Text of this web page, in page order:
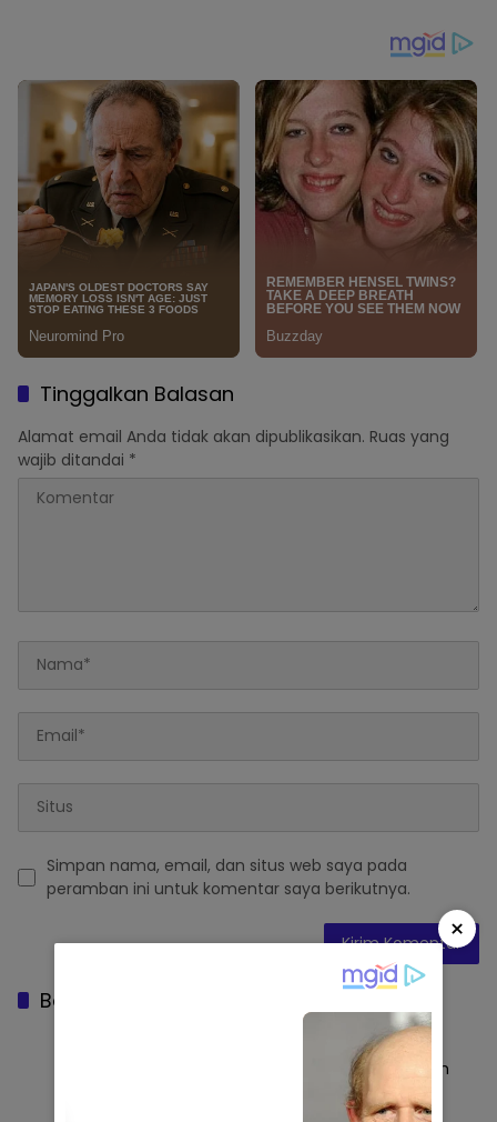
Tinggalkan Balasan
Alamat email Anda tidak akan dipublikasikan. Ruas yang
wajib ditandai *
Simpan nama, email, dan situs web saya pada
peramban ini untuk komentar saya berikutnya.
Baca Juga
Gugatan Tak Diterima, Ketua Yayasan
As’adiyah: Kami Tempuh Upaya Hukum
×